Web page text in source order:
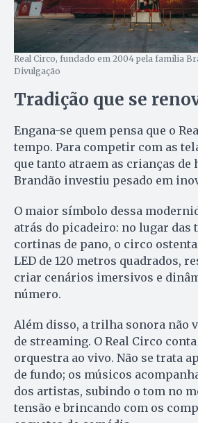
Real Circo, fundado em 2004 pela família
Divulgação
Tradição que se
Engana-se quem pensa que o
tempo. Para competir com as
que tanto atraem as crianças de
Brandão investiu pesado em
O maior símbolo dessa
atrás do picadeiro: no lugar das
cortinas de pano, o circo
LED de 120 metros quadrados,
criar cenários imersivos e
número.
Além disso, a trilha sonora não
de streaming. O Real Circo
orquestra ao vivo. Não se trata
de fundo; os músicos
dos artistas, subindo o tom no
tensão e brincando com os